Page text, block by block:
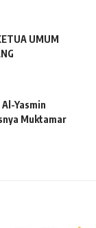
UMUM
Yasmin
Muktamar